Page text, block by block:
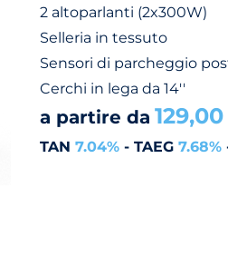
2 altoparlanti (2x300W)
Selleria in tessuto
Sensori di parcheggio
Cerchi in lega da 14''
a partire da
TAN 7.04% - TAEG 7.68%